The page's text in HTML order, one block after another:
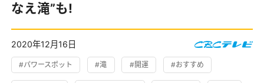
なえ滝”も!
2020年12月16日
#パワースポット #滝 #開運 #おすすめ